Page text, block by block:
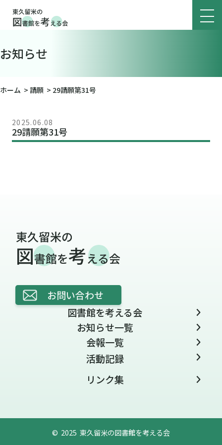
お知らせ
ホーム > 請願 > 29請願第31号
29請願第31号
2025.06.08
お問い合わせ
図書館を考える会
お知らせ一覧
会報一覧
活動記録
リンク集
© 2025 東久留米の図書館を考える会